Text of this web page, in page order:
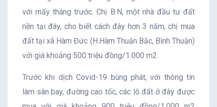
với mấy tháng trước. Chị B.N, một nhà đầu tư đất
nền tại đây, cho biết cách đây hơn 3 năm, chị mua
đất tại xã Hàm Đức (H.Hàm Thuận Bắc, Bình Thuận)
với giá khoảng 500 triệu đồng/1.000 m2.
Trước khi dịch Covid-19 bùng phát, với thông tin
làm sân bay, đường cao tốc, các lô đất ở đây được